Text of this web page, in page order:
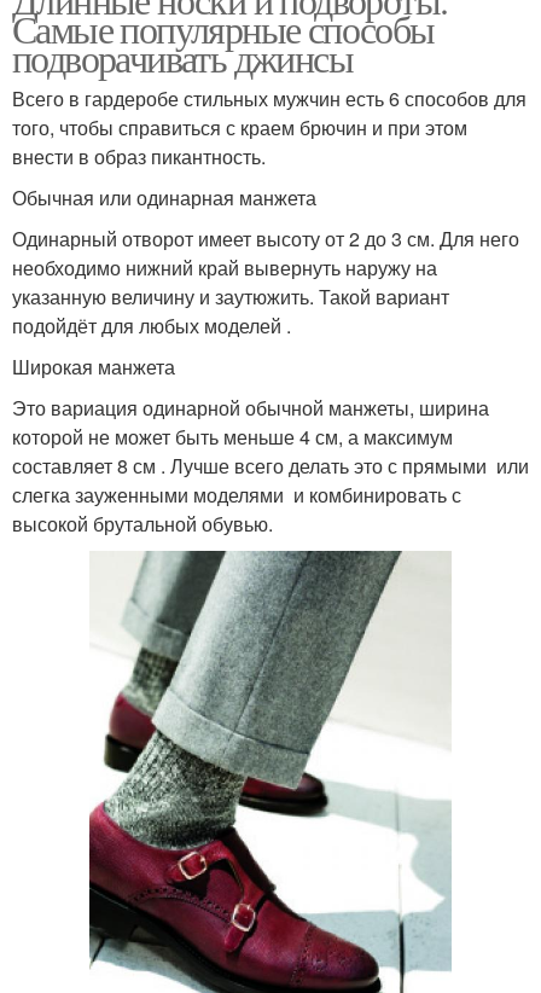
Самые популярные способы
подворачивать джинсы
Всего в гардеробе стильных мужчин есть 6 способов для
того, чтобы справиться с краем брючин и при этом
внести в образ пикантность.
Обычная или одинарная манжета
Одинарный отворот имеет высоту от 2 до 3 см. Для него
необходимо нижний край вывернуть наружу на
указанную величину и заутюжить. Такой вариант
подойдёт для любых моделей .
Широкая манжета
Это вариация одинарной обычной манжеты, ширина
которой не может быть меньше 4 см, а максимум
составляет 8 см . Лучше всего делать это с прямыми или
слегка зауженными моделями и комбинировать с
высокой брутальной обувью.